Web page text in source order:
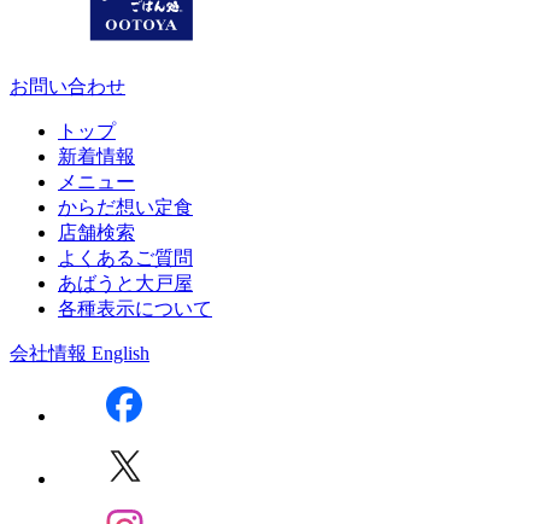
お問い合わせ
トップ
新着情報
メニュー
からだ想い定食
店舗検索
よくあるご質問
あばうと大戸屋
各種表示について
会社情報 English